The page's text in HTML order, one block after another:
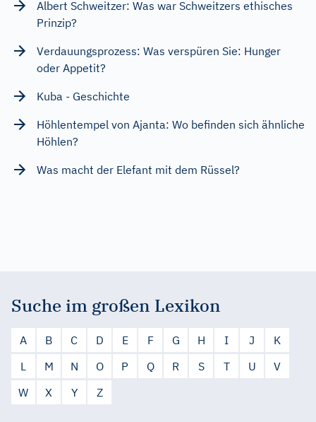
Albert Schweitzer: Was war Schweitzers ethisches
Prinzip?
Verdauungsprozess: Was verspüren Sie: Hunger
oder Appetit?
Kuba - Geschichte
Höhlentempel von Ajanta: Wo befinden sich ähnliche
Höhlen?
Was macht der Elefant mit dem Rüssel?
Suche im großen Lexikon
A B C D E F G H I J
K
L
M N O P Q R S T U
V
W
X Y Z